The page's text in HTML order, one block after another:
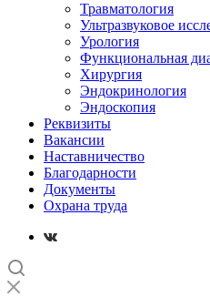
Травматология
Ультразвуковое
Урология
Функциональная
Хирургия
Эндокринология
Эндоскопия
Реквизиты
Вакансии
Наставничество
Благодарности
Документы
Охрана труда